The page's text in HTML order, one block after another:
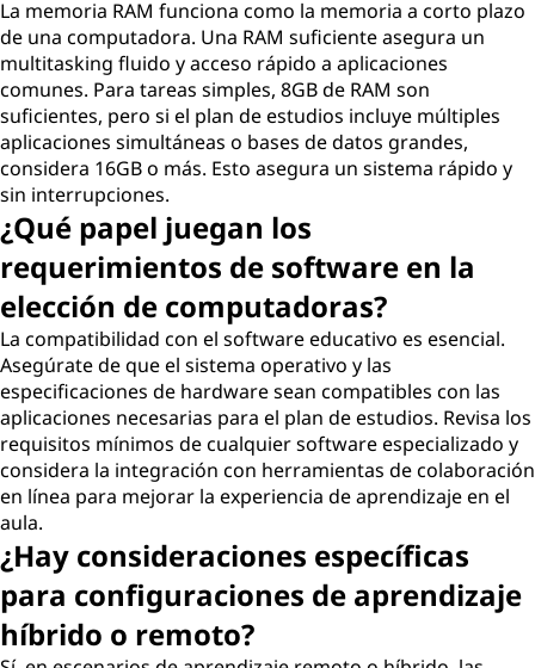
La memoria RAM funciona como la memoria a corto plazo
de una computadora. Una RAM suficiente asegura un
multitasking fluido y acceso rápido a aplicaciones
comunes. Para tareas simples, 8GB de RAM son
suficientes, pero si el plan de estudios incluye múltiples
aplicaciones simultáneas o bases de datos grandes,
considera 16GB o más. Esto asegura un sistema rápido y
sin interrupciones.
¿Qué papel juegan los
requerimientos de software en la
elección de computadoras?
La compatibilidad con el software educativo es esencial.
Asegúrate de que el sistema operativo y las
especificaciones de hardware sean compatibles con las
aplicaciones necesarias para el plan de estudios. Revisa los
requisitos mínimos de cualquier software especializado y
considera la integración con herramientas de colaboración
en línea para mejorar la experiencia de aprendizaje en el
aula.
¿Hay consideraciones específicas
para configuraciones de aprendizaje
híbrido o remoto?